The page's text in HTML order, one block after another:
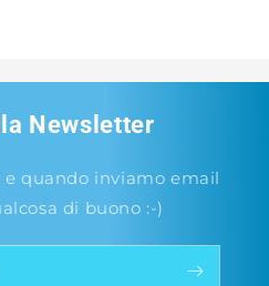
Newsletter
e quando inviamo email
di buono :-)